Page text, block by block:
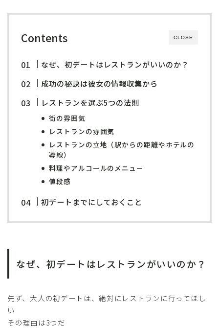
CLOSE
Contents
なぜ、初デートはレストランがいいのか？
成功の秘訣は彼女の情報収集から
レストランを選ぶ5つの法則
街の雰囲気
レストランの雰囲気
レストランの立地（駅からの距離やホテルの
導線）
料理やアルコールのメニュー
値段感
初デートまでにしておくこと
なぜ、初デートはレストランがいいのか？
先ず、大人の初デートは、絶対にレストランに行ってほし
い
その理由は3つだ